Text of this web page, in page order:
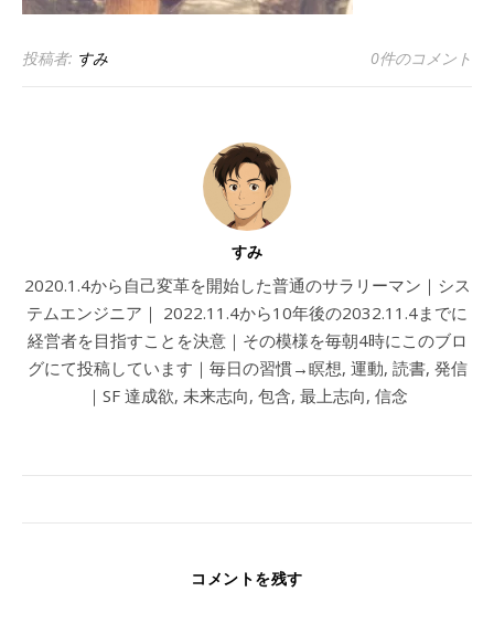
投稿者: すみ 0件のコメント
すみ
2020.1.4から自己変革を開始した普通のサラリーマン｜シス
テムエンジニア｜ 2022.11.4から10年後の2032.11.4までに
経営者を目指すことを決意｜その模様を毎朝4時にこのブロ
グにて投稿しています｜毎日の習慣→瞑想, 運動, 読書, 発信
｜SF 達成欲, 未来志向, 包含, 最上志向, 信念
コメントを残す